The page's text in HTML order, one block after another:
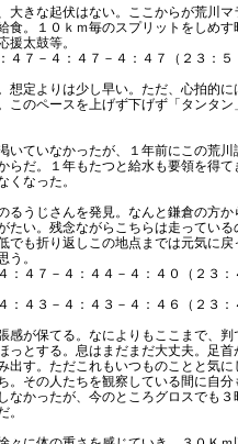
大きな起伏はない。ここからが荒川マ
食。１０ｋｍ毎のスプリットをしめす
援太鼓等。
４７－４：４７－４：４７（２３：５
想定よりは少し早い。ただ、心拍的に
このペースを上げず下げず「タンタン
いていなかったが、１年前にこの荒川
らだ。１年もたつと給水も要領を得て
くなった。
るうじさんを発見。なんと鎌倉の方か
たい。残念ながらこちらは走っている
でも折り返しこの地点までは元気に戻
う。
：４７－４：４４－４：４０（２３：
：４３－４：４３－４：４６（２３：
感が保てる。なによりもここまで、判
っとする。息はまだまだ大丈夫。足首
出す。ただこれもいつものことと気に
。その人たちを観察している間に自分
なかったが、今のところグロスでも３
。